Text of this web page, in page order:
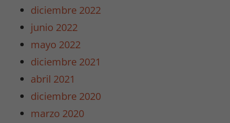
diciembre 2022
junio 2022
mayo 2022
diciembre 2021
abril 2021
diciembre 2020
marzo 2020